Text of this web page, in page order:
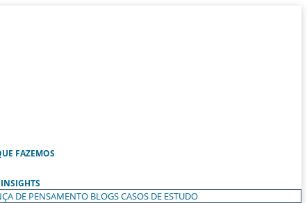
FAZEMOS
INSIGHTS
DE PENSAMENTO BLOGSCASOS DE ESTUDO